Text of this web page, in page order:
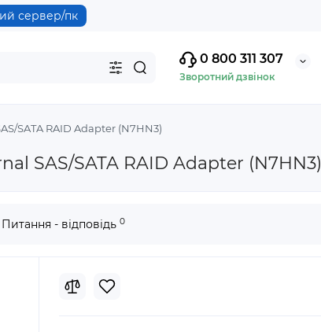
сервер/пк
0 800 311 307
Зворотний дзвінок
SATA RAID Adapter (N7HN3)
SAS/SATA RAID Adapter (N7HN3)
Питання - відповідь 0